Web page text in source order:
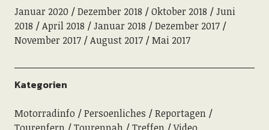
Januar 2020 Dezember 2018 Oktober 2018
Juni
2018
April 2018 Januar 2018
Dezember 2017
November 2017
August 2017 Mai 2017
Kategorien
Motorradinfo Persoenliches
Reportagen
Tourenfern
Tourennah Treffen Video